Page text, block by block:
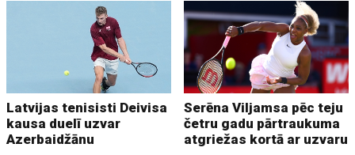
Latvijas tenisisti Deivisa
kausa duelī uzvar
Azerbaidžānu
Serēna Viljamsa pēc teju
četru gadu pārtraukuma
atgriežas kortā ar uzvaru